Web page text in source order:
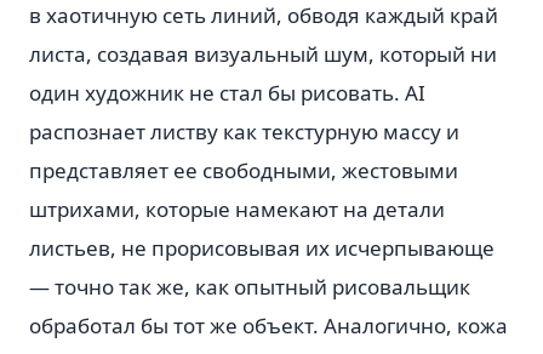
в хаотичную сеть линий, обводя каждый край
листа, создавая визуальный шум, который ни
один художник не стал бы рисовать. AI
распознает листву как текстурную массу и
представляет ее свободными, жестовыми
штрихами, которые намекают на детали
листьев, не прорисовывая их исчерпывающе
— точно так же, как опытный рисовальщик
обработал бы тот же объект. Аналогично, кожа